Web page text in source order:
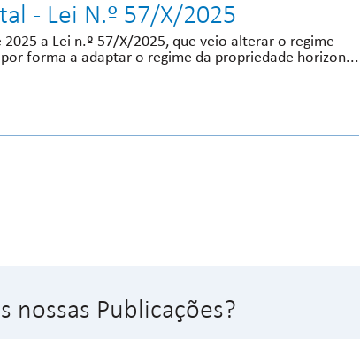
- Lei N.º 57/X/2025
a Lei n.º 57/X/2025, que veio alterar o regime
forma a adaptar o regime da propriedade horizon...
nossas Publicações?